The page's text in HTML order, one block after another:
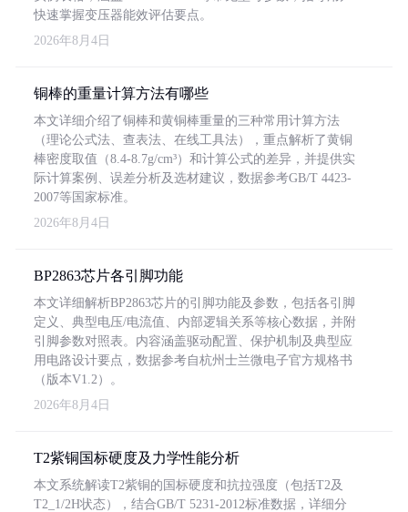
快速掌握变压器能效评估要点。
2026年8月4日
铜棒的重量计算方法有哪些
本文详细介绍了铜棒和黄铜棒重量的三种常用计算方法
（理论公式法、查表法、在线工具法），重点解析了黄铜
棒密度取值（8.4-8.7g/cm³）和计算公式的差异，并提供实
际计算案例、误差分析及选材建议，数据参考GB/T 4423-
2007等国家标准。
2026年8月4日
BP2863芯片各引脚功能
本文详细解析BP2863芯片的引脚功能及参数，包括各引脚
定义、典型电压/电流值、内部逻辑关系等核心数据，并附
引脚参数对照表。内容涵盖驱动配置、保护机制及典型应
用电路设计要点，数据参考自杭州士兰微电子官方规格书
（版本V1.2）。
2026年8月4日
T2紫铜国标硬度及力学性能分析
本文系统解读T2紫铜的国标硬度和抗拉强度（包括T2及
T2_1/2H状态），结合GB/T 5231-2012标准数据，详细分